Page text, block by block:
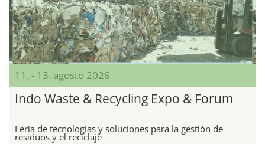
11. - 13. agosto 2026
Indo Waste & Recycling Expo & Forum
Feria de tecnologías y soluciones para la gestión de
residuos y el reciclaje